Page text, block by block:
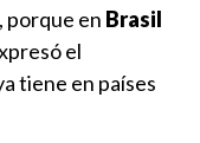
, porque en Brasil
el
tiene en países